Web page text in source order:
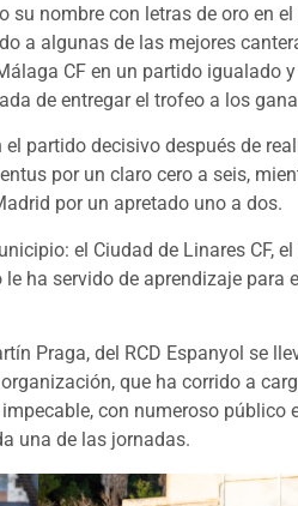
su nombre con letras de oro en
a algunas de las mejores
CF en un partido igualado
de entregar el trofeo a los
partido decisivo después de
por un claro cero a seis,
por un apretado uno a dos.
el Ciudad de Linares CF,
ha servido de aprendizaje
Praga, del RCD Espanyol se
que ha corrido a
con numeroso público
una de las jornadas.